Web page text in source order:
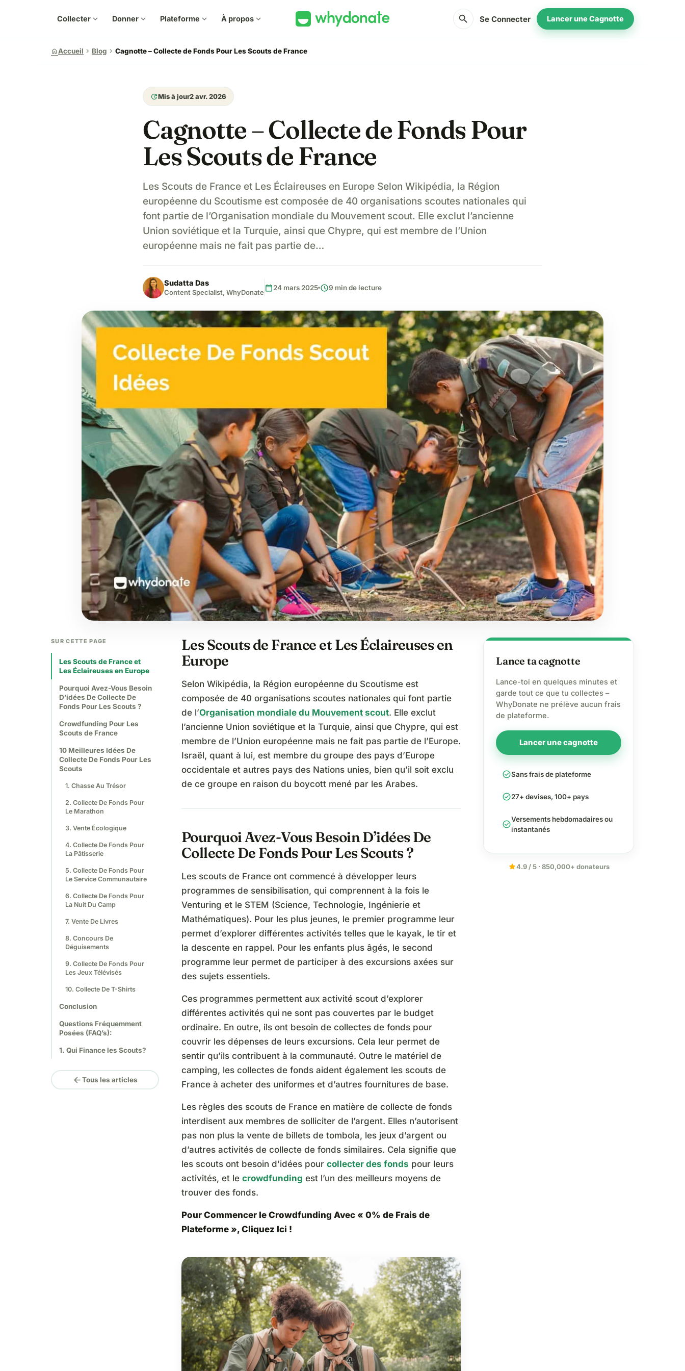
Collecter expand_more Donner expand_more Plateforme expand_more À propos expand_more search Se Connecter Lancer une Cagnotte
homeAccueil chevron_right Blog chevron_right Cagnotte – Collecte de Fonds Pour Les Scouts de France
updateMis à jour2 avr. 2026
Cagnotte – Collecte de Fonds Pour
Les Scouts de France
Les Scouts de France et Les Éclaireuses en Europe Selon Wikipédia, la Région
européenne du Scoutisme est composée de 40 organisations scoutes nationales qui
font partie de l’Organisation mondiale du Mouvement scout. Elle exclut l’ancienne
Union soviétique et la Turquie, ainsi que Chypre, qui est membre de l’Union
européenne mais ne fait pas partie de…
Sudatta Das
Content Specialist, WhyDonate calendar_today24 mars 2025 schedule9 min de lecture
SUR CETTE PAGE
Les Scouts de France et
Les Éclaireuses en Europe
Pourquoi Avez-Vous Besoin
D’idées De Collecte De
Fonds Pour Les Scouts ?
Crowdfunding Pour Les
Scouts de France
10 Meilleures Idées De
Collecte De Fonds Pour Les
Scouts
1. Chasse Au Trésor
2. Collecte De Fonds Pour
Le Marathon
3. Vente Écologique
4. Collecte De Fonds Pour
La Pâtisserie
5. Collecte De Fonds Pour
Le Service Communautaire
6. Collecte De Fonds Pour
La Nuit Du Camp
7. Vente De Livres
8. Concours De
Déguisements
9. Collecte De Fonds Pour
Les Jeux Télévisés
10. Collecte De T-Shirts
Conclusion
Questions Fréquemment
Posées (FAQ’s):
1. Qui Finance les Scouts?
arrow_backTous les articles
Les Scouts de France et Les Éclaireuses en
Europe
Selon Wikipédia, la Région européenne du Scoutisme est
composée de 40 organisations scoutes nationales qui font partie
de l’Organisation mondiale du Mouvement scout. Elle exclut
l’ancienne Union soviétique et la Turquie, ainsi que Chypre, qui est
membre de l’Union européenne mais ne fait pas partie de l’Europe.
Israël, quant à lui, est membre du groupe des pays d’Europe
occidentale et autres pays des Nations unies, bien qu’il soit exclu
de ce groupe en raison du boycott mené par les Arabes.
Pourquoi Avez-Vous Besoin D’idées De
Collecte De Fonds Pour Les Scouts ?
Les scouts de France ont commencé à développer leurs
programmes de sensibilisation, qui comprennent à la fois le
Venturing et le STEM (Science, Technologie, Ingénierie et
Mathématiques). Pour les plus jeunes, le premier programme leur
permet d’explorer différentes activités telles que le kayak, le tir et
la descente en rappel. Pour les enfants plus âgés, le second
programme leur permet de participer à des excursions axées sur
des sujets essentiels.
Ces programmes permettent aux activité scout d’explorer
différentes activités qui ne sont pas couvertes par le budget
ordinaire. En outre, ils ont besoin de collectes de fonds pour
couvrir les dépenses de leurs excursions. Cela leur permet de
sentir qu’ils contribuent à la communauté. Outre le matériel de
camping, les collectes de fonds aident également les scouts de
France à acheter des uniformes et d’autres fournitures de base.
Les règles des scouts de France en matière de collecte de fonds
interdisent aux membres de solliciter de l’argent. Elles n’autorisent
pas non plus la vente de billets de tombola, les jeux d’argent ou
d’autres activités de collecte de fonds similaires. Cela signifie que
les scouts ont besoin d’idées pour collecter des fonds pour leurs
activités, et le crowdfunding est l’un des meilleurs moyens de
trouver des fonds.
Pour Commencer le Crowdfunding Avec « 0% de Frais de
Plateforme », Cliquez Ici !
Lance ta cagnotte
Lance-toi en quelques minutes et
garde tout ce que tu collectes –
WhyDonate ne prélève aucun frais
de plateforme.
Lancer une cagnotte
check_circleSans frais de plateforme
check_circle27+ devises, 100+ pays
check_circleVersements hebdomadaires ou
instantanés
star4.9 / 5 · 850,000+ donateurs